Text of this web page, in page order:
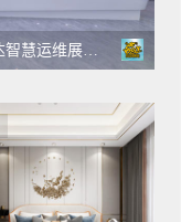
通意达智慧运维展厅VR